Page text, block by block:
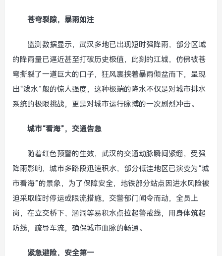
苍穹裂隙，暴雨如注
监测数据显示，武汉多地已出现短时强降雨，部分区域
的降雨量已逼近甚至打破历史极值，此刻的江城，仿佛被苍
穹撕裂了一道巨大的口子，狂风裹挟着暴雨倾盆而下，呈现
出“泼水”般的惊人强度，这种极端的降水不仅是对城市排水
系统的极限挑战，更是对城市运行脉搏的一次剧烈冲击。
城市“看海”，交通告急
随着红色预警的生效，武汉的交通动脉瞬间紧绷，受强
降雨影响，城市多路段迅速积水，部分低洼地区已演变为“城
市看海”的景象，为了保障安全，地铁部分站点因进水风险被
迫采取临时停运或限流措施，交警部门闻令而动，全员上
岗，在立交桥下、涵洞等易积水点拉起警戒线，用身体筑起
防线，疏导车流，确保城市血脉的畅通。
紧急避险，安全第一